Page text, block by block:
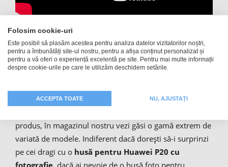
Husă smartphone, husă foto,
husă de protecție sau husă de
produs, în magazinul nostru vezi găsi o gamă extrem de
variată de modele. Indiferent dacă dorești să-i surprinzi
pe cei dragi cu o husă pentru Huawei P20 cu
fotografie , dacă ai nevoie de o husă foto pentru
Folosim cookie-uri
Este posibil să plasăm acestea pentru analiza datelor vizitatorilor noștri,
pentru a îmbunătăți site-ul nostru, pentru a afișa conținut personalizat și
pentru a vă oferi o experiență excelentă pe site. Pentru mai multe informații
despre cookie-urile pe care le utilizăm deschidem setările.
ACCEPTA TOATE NU, AJUSTAȚI